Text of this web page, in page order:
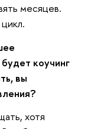
месяцев.
коучинг
вы
хотя